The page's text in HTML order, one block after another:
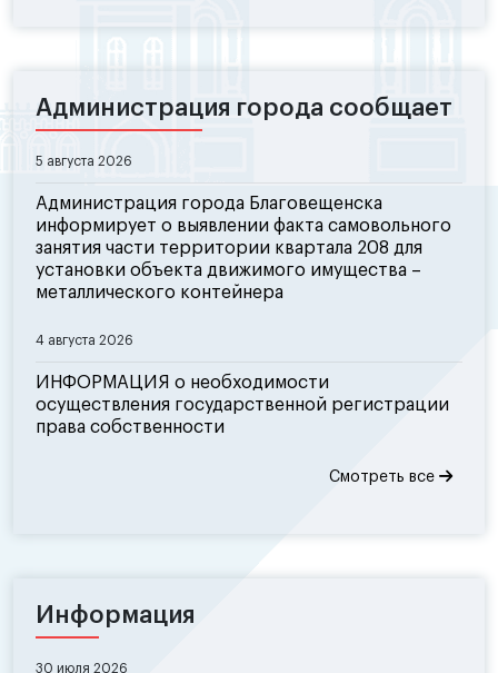
Администрация города сообщает
5 августа 2026
Администрация города Благовещенска
информирует о выявлении факта самовольного
занятия части территории квартала 208 для
установки объекта движимого имущества –
металлического контейнера
4 августа 2026
ИНФОРМАЦИЯ о необходимости
осуществления государственной регистрации
права собственности
Смотреть все
Информация
30 июля 2026